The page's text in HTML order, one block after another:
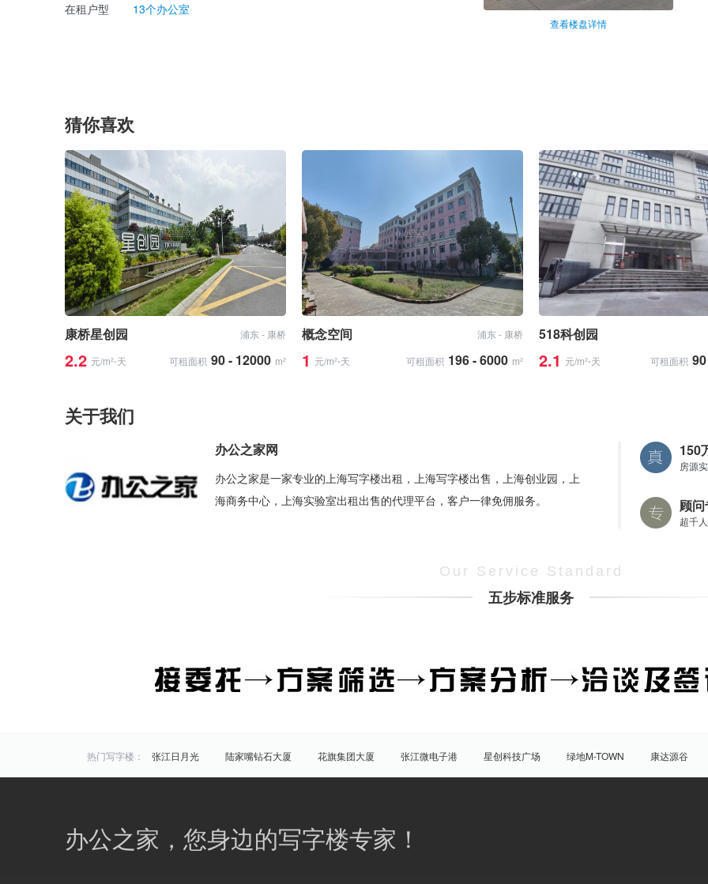
在租户型
13个办公室
查看楼盘详情
猜你喜欢
康桥星创园 浦东 - 康桥
2.2 元/m²⋅天 可租面积 90 - 12000 m²
概念空间 浦东 - 康桥
1 元/m²⋅天 可租面积 196 - 6000 m²
518科创园
2.1 元/m²⋅天 可租面积
关于我们
办公之家网
办公之家是一家专业的上海写字楼出租，上海写字楼出售，上海创业园，上
海商务中心，上海实验室出租出售的代理平台，客户一律免佣服务。
150
房源
顾
超千
Our Service Standard
五步标准服务
热门写字楼： 张江日月光 陆家嘴钻石大厦 花旗集团大厦 张江微电子港 星创科技广场 绿地M-TOWN
康达源谷
炬芯研发大楼
佑越国际 张江海趣园 盛大天地源创谷 豪威科技园（张江乐业天地） 张江海豚湾
原
区域写字楼： 徐汇 静安 普陀
商圈写字楼： 曹杨路 金山 陆家嘴 静安寺 八佰伴
办公之家，您身边的写字楼专家！